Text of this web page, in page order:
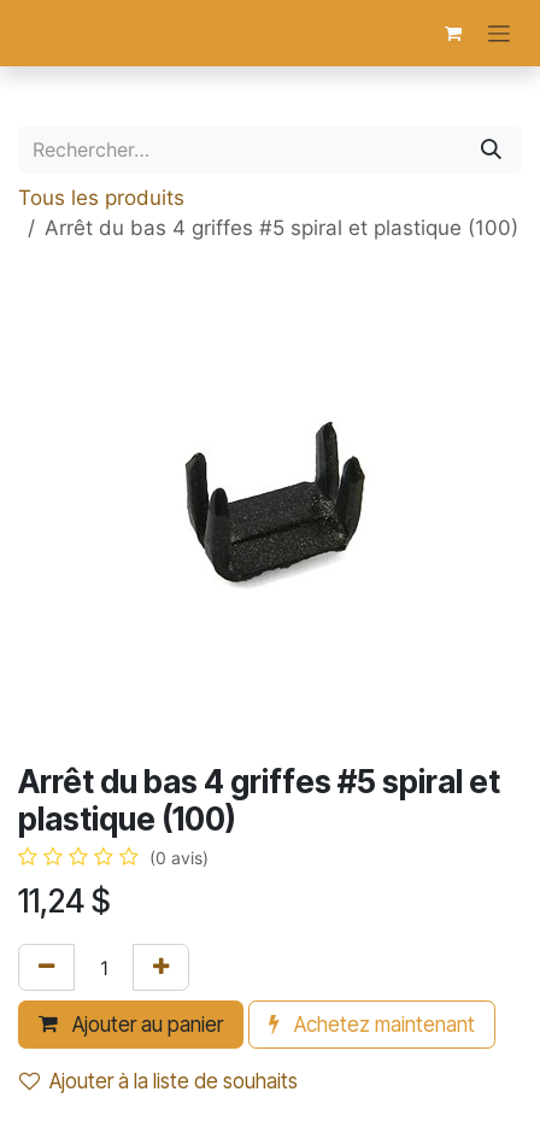
Tous les produits
Arrêt du bas 4 griffes #5 spiral et plastique (100)
Arrêt du bas 4 griffes #5 spiral et
plastique (100)
(0 avis)
11,24$
Ajouter au panier Achetez maintenant
Ajouter à la liste de souhaits